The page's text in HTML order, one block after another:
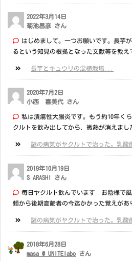
2022年3月14日
菊池昌彦 さん
はじめまして。一つお願いです。長芋
るという知見の根拠となった文献等を教
長芋とキュウリの混植栽培...
2020年7月2日
小西 喜美代 さん
私は潰瘍性大腸炎です。もう約10年く
クルトを飲み出してから、微熱が消えま
謎の病気がヤクルトで治った。乳酸
2019年10月19日
S ARASHI さん
毎日ヤクルト飲んでいます お陰様で
頼から後期高齢者の今迄かかった覚えが
謎の病気がヤクルトで治った。乳酸
2018年6月28日
masa @ UNITElabo さん